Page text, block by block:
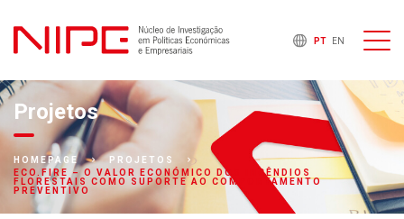
PT EN
Projetos
HOMEPAGE
PROJETOS
ECO.FIRE – O VALOR ECONÓMICO DOS INCÊNDIOS
FLORESTAIS COMO SUPORTE AO COMPORTAMENTO
PREVENTIVO